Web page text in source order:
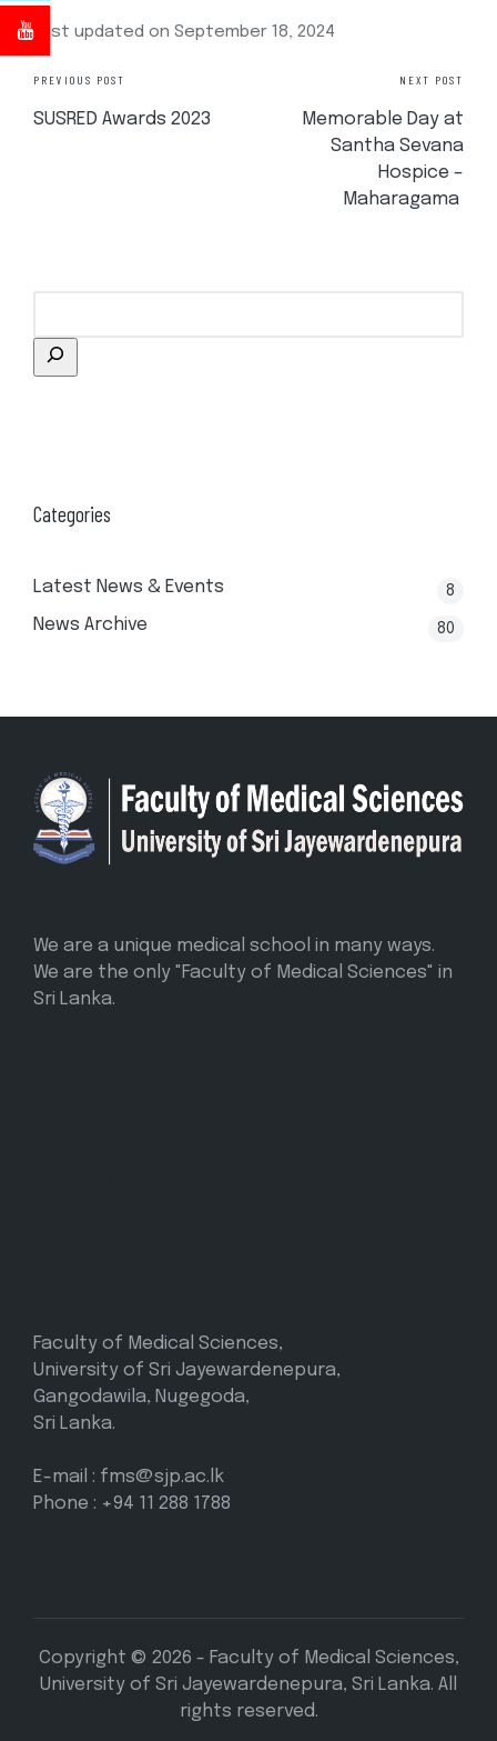
Last updated on September 18, 2024
PREVIOUS POST
SUSRED Awards 2023
NEXT POST
Memorable Day at
Santha Sevana
Hospice –
Maharagama
Categories
Latest News & Events 8
News Archive 80
We are a unique medical school in many ways.
We are the only "Faculty of Medical Sciences" in
Sri Lanka.
Faculty of Medical Sciences,
University of Sri Jayewardenepura,
Gangodawila, Nugegoda,
Sri Lanka.
E-mail : fms@sjp.ac.lk
Phone : +94 11 288 1788
Copyright © 2026 - Faculty of Medical Sciences,
University of Sri Jayewardenepura, Sri Lanka. All
rights reserved.